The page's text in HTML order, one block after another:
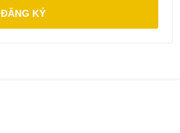
ĐĂNG KÝ